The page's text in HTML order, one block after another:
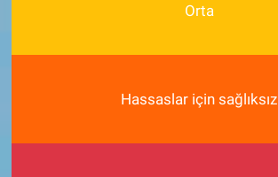
Orta
Hassaslar için sağlıksız